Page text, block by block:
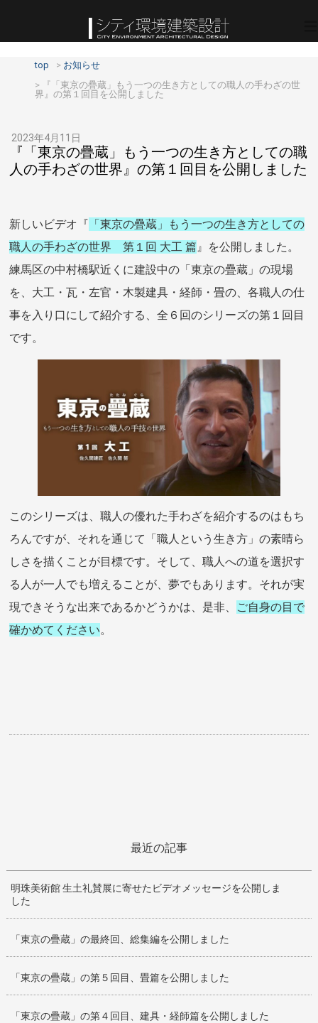
top
お知らせ
『「東京の疊蔵」もう一つの生き方としての職人の手わざの世
界』の第１回目を公開しました
2023年4月11日
『「東京の疊蔵」もう一つの生き方としての職
人の手わざの世界』の第１回目を公開しました
新しいビデオ『 「東京の疊蔵」もう一つの生き方としての
職人の手わざの世界 第１回 大工 篇』を公開しました。
練馬区の中村橋駅近くに建設中の「東京の疊蔵」の現場
を、大工・瓦・左官・木製建具・経師・畳の、各職人の仕
事を入り口にして紹介する、全６回のシリーズの第１回目
です。
このシリーズは、職人の優れた手わざを紹介するのはもち
ろんですが、それを通じて「職人という生き方」の素晴ら
しさを描くことが目標です。そして、職人への道を選択す
る人が一人でも増えることが、夢でもあります。それが実
現できそうな出来であるかどうかは、是非、 ご自身の目で
確かめてください。
最近の記事
明珠美術館 生土礼賛展に寄せたビデオメッセージを公開しま
した
「東京の疊蔵」の最終回、総集編を公開しました
「東京の疊蔵」の第５回目、畳篇を公開しました
「東京の疊蔵」の第４回目、建具・経師篇を公開しました